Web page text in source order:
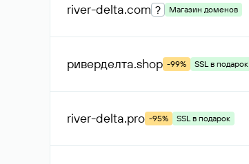
river-delta.com ? Магазин доменов
риверделта.shop -99% SSL в подарок
river-delta.pro -95% SSL в подарок